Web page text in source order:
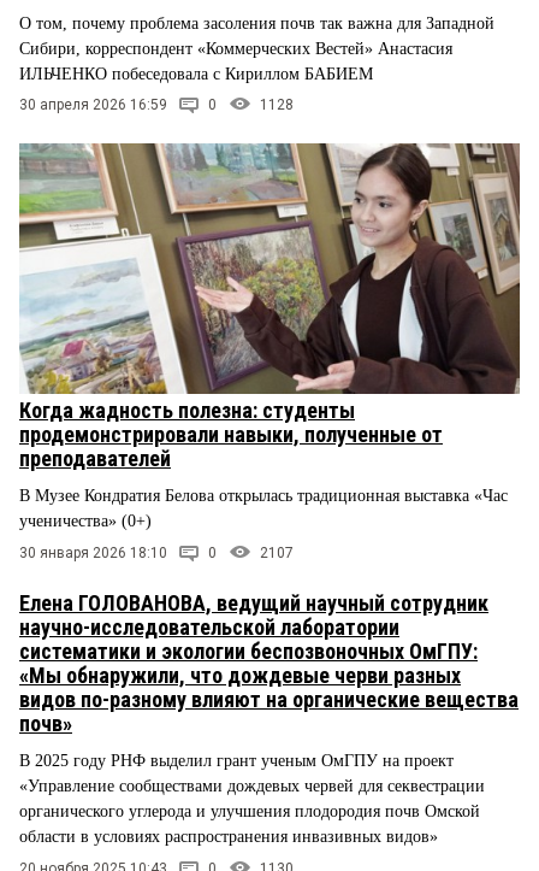
О том, почему проблема засоления почв так важна для Западной
Сибири, корреспондент «Коммерческих Вестей» Анастасия
ИЛЬЧЕНКО побеседовала c Кириллом БАБИЕМ
30 апреля 2026 16:59 0 1128
Когда жадность полезна: студенты
продемонстрировали навыки, полученные от
преподавателей
В Музее Кондратия Белова открылась традиционная выставка «Час
ученичества» (0+)
30 января 2026 18:10 0 2107
Елена ГОЛОВАНОВА, ведущий научный сотрудник
научно-исследовательской лаборатории
систематики и экологии беспозвоночных ОмГПУ:
«Мы обнаружили, что дождевые черви разных
видов по-разному влияют на органические вещества
почв»
В 2025 году РНФ выделил грант ученым ОмГПУ на проект
«Управление сообществами дождевых червей для секвестрации
органического углерода и улучшения плодородия почв Омской
области в условиях распространения инвазивных видов»